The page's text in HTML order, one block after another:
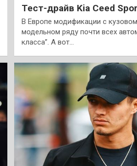
Тест-драйв Kia Ceed
В Европе модификации с
модельном ряду почти всех
класса”. А вот…